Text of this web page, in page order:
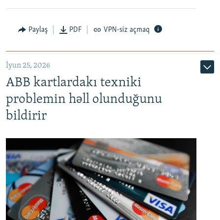
Auto 240p 360p 480p
720p 1080p
Paylaş PDF VPN-siz açmaq
İyun 25, 2026
ABB kartlardakı texniki
problemin həll olunduğunu
bildirir